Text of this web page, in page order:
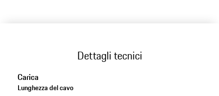
Dettagli tecnici
Carica
Lunghezza del cavo